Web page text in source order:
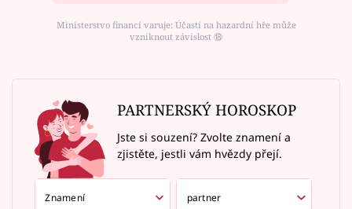
Ministerstvo financí varuje: Účastí na hazardní hře může
vzniknout závislost ⑱
PARTNERSKÝ HOROSKOP
Jste si souzení? Zvolte znamení a
zjistěte, jestli vám hvězdy přejí.